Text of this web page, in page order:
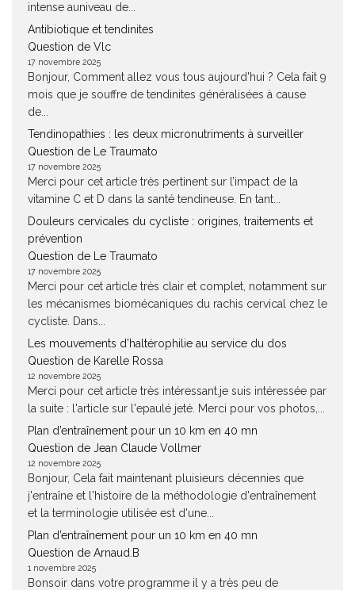
intense auniveau de...
Antibiotique et tendinites
Question de Vlc
17 novembre 2025
Bonjour, Comment allez vous tous aujourd'hui ? Cela fait 9
mois que je souffre de tendinites généralisées à cause
de...
Tendinopathies : les deux micronutriments à surveiller
Question de Le Traumato
17 novembre 2025
Merci pour cet article très pertinent sur l’impact de la
vitamine C et D dans la santé tendineuse. En tant...
Douleurs cervicales du cycliste : origines, traitements et
prévention
Question de Le Traumato
17 novembre 2025
Merci pour cet article très clair et complet, notamment sur
les mécanismes biomécaniques du rachis cervical chez le
cycliste. Dans...
Les mouvements d’haltérophilie au service du dos
Question de Karelle Rossa
12 novembre 2025
Merci pour cet article très intéressant.je suis intéressée par
la suite : l'article sur l'epaulé jeté. Merci pour vos photos,...
Plan d’entraînement pour un 10 km en 40 mn
Question de Jean Claude Vollmer
12 novembre 2025
Bonjour, Cela fait maintenant pluisieurs décennies que
j'entraîne et l'histoire de la méthodologie d'entraînement
et la terminologie utilisée est d'une...
Plan d’entraînement pour un 10 km en 40 mn
Question de Arnaud.B
1 novembre 2025
Bonsoir dans votre programme il y a très peu de